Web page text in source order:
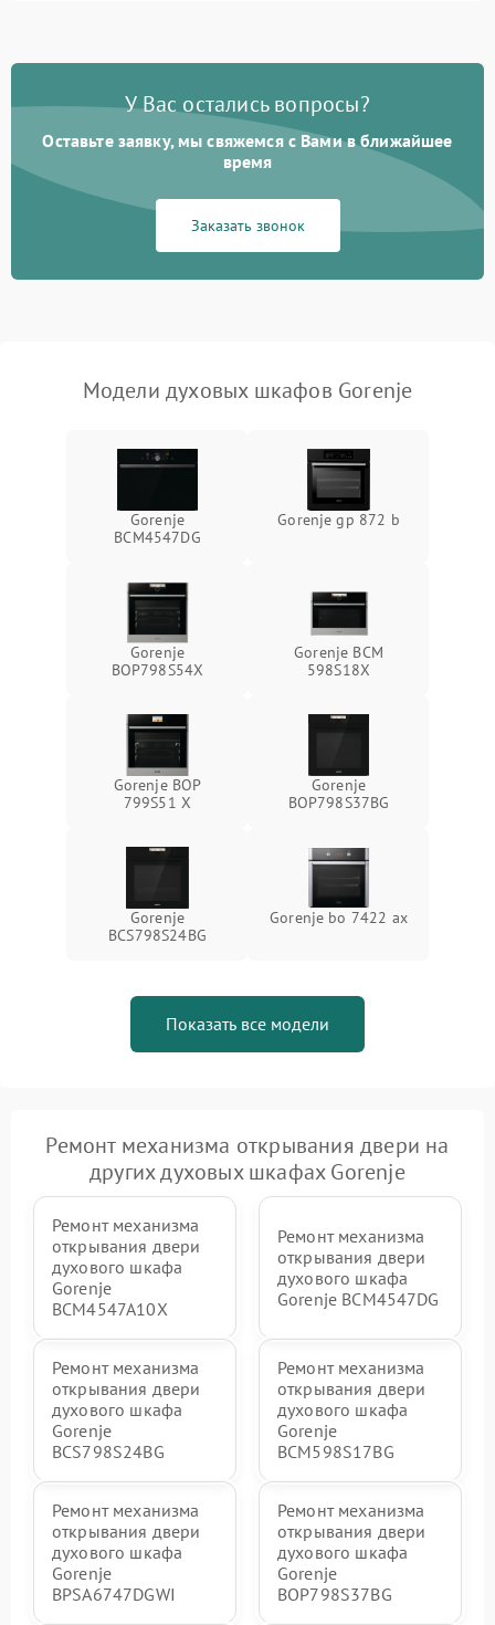
У Вас остались вопросы?
Оставьте заявку, мы свяжемся с Вами в ближайшее
время
Заказать звонок
Модели духовых шкафов Gorenje
Gorenje
BCM4547DG
Gorenje gp 872 b
Gorenje
BOP798S54X
Gorenje BCM
598S18X
Gorenje BOP
799S51 X
Gorenje
BOP798S37BG
Gorenje
BCS798S24BG
Gorenje bo 7422 ax
Показать все модели
Ремонт механизма открывания двери на
других духовых шкафах Gorenje
Ремонт механизма
открывания двери
духового шкафа
Gorenje
BCM4547A10X
Ремонт механизма
открывания двери
духового шкафа
Gorenje BCM4547DG
Ремонт механизма
открывания двери
духового шкафа
Gorenje
BCS798S24BG
Ремонт механизма
открывания двери
духового шкафа
Gorenje
BCM598S17BG
Ремонт механизма
открывания двери
духового шкафа
Gorenje
BPSA6747DGWI
Ремонт механизма
открывания двери
духового шкафа
Gorenje
BOP798S37BG